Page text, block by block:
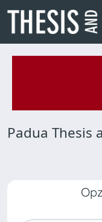
Padua Thesis